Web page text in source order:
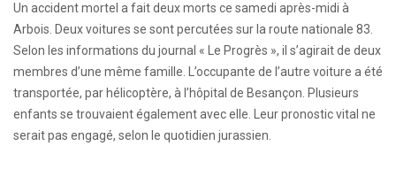
Un accident mortel a fait deux morts ce samedi après-midi à
Arbois. Deux voitures se sont percutées sur la route nationale 83.
Selon les informations du journal « Le Progrès », il s’agirait de deux
membres d’une même famille. L’occupante de l’autre voiture a été
transportée, par hélicoptère, à l’hôpital de Besançon. Plusieurs
enfants se trouvaient également avec elle. Leur pronostic vital ne
serait pas engagé, selon le quotidien jurassien.